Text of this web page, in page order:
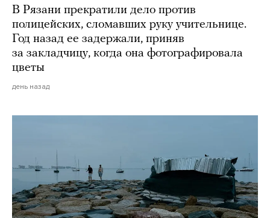
В Рязани прекратили дело против
полицейских, сломавших руку учительнице.
Год назад ее задержали, приняв
за закладчицу, когда она фотографировала
цветы
день назад